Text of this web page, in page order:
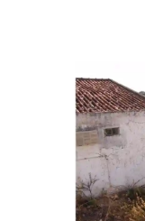
Termos
Condições
Testemunhos
Assessoria
Previous